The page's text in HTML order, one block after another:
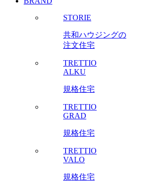
STORIE
共和ハウジングの
注文住宅
TRETTIO
ALKU
規格住宅
TRETTIO
GRAD
規格住宅
TRETTIO
VALO
規格住宅